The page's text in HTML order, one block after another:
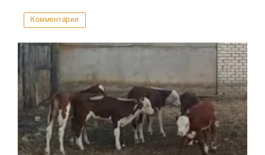
Комментарии